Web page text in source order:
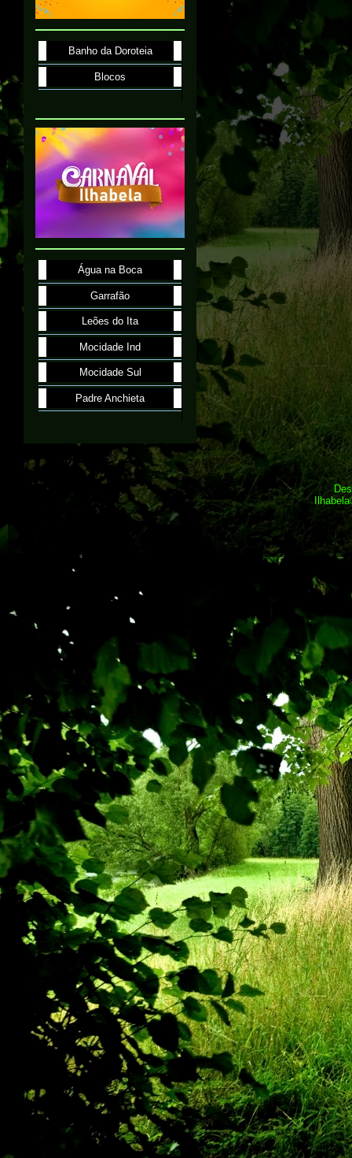
Banho da Doroteia
Blocos
Água na Boca
Garrafão
Leões do Ita
Mocidade Ind
Mocidade Sul
Padre Anchieta